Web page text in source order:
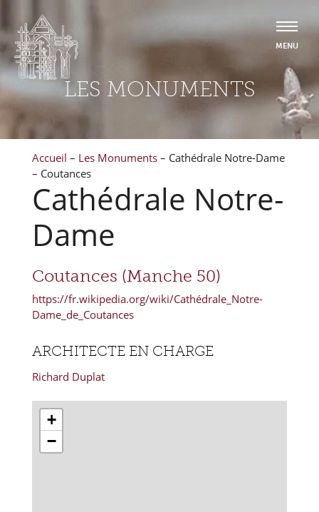
LES MONUMENTS
Accueil – Les Monuments – Cathédrale Notre-Dame
– Coutances
Cathédrale Notre-
Dame
Coutances (Manche 50)
https://fr.wikipedia.org/wiki/Cathédrale_Notre-
Dame_de_Coutances
ARCHITECTE EN CHARGE
Richard Duplat
+
−